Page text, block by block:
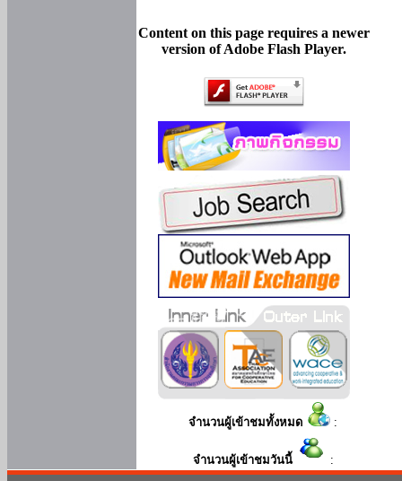
Content on this page requires a newer
version of Adobe Flash Player.
จำนวนผู้เข้าชมทั้งหมด :
จำนวนผู้เข้าชมวันนี้ :